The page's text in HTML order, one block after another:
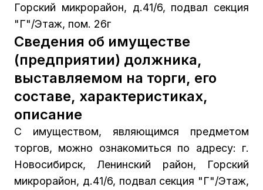
Горский микрорайон, д.41/6, подвал секция
"Г"/Этаж, пом. 26г
Сведения об имуществе
(предприятии) должника,
выставляемом на торги, его
составе, характеристиках,
описание
С имуществом, являющимся предметом
торгов, можно ознакомиться по адресу: г.
Новосибирск, Ленинский район, Горский
микрорайон, д.41/6, подвал секция "Г"/Этаж,